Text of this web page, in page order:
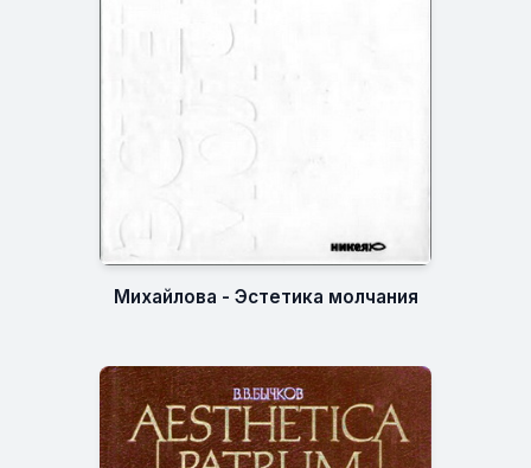
Михайлова - Эстетика молчания